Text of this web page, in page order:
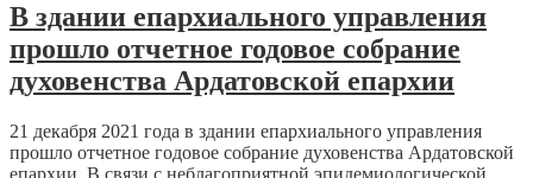
В здании епархиального управления
прошло отчетное годовое собрание
духовенства Ардатовской епархии
21 декабря 2021 года в здании епархиального управления
прошло отчетное годовое собрание духовенства Ардатовской